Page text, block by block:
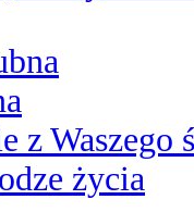
z Waszego
życia